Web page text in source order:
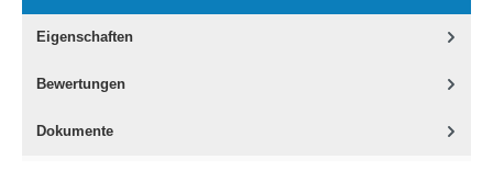
Eigenschaften
Bewertungen
Dokumente